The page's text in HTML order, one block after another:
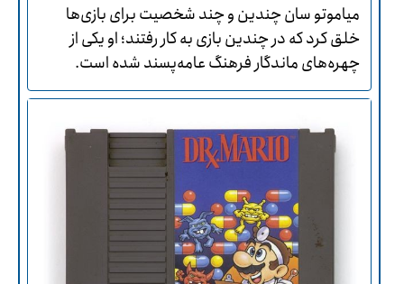
میاموتو سان چندین و چند شخصیت برای بازی‌ها
خلق کرد که در چندین بازی به کار رفتند؛ او یکی از
چهره‌های ماندگار فرهنگ عامه‌پسند شده است.